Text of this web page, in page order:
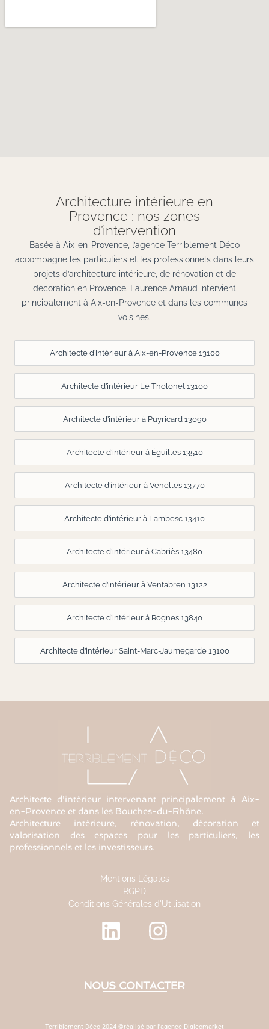
Architecture intérieure en
Provence : nos zones
d’intervention
Basée à Aix-en-Provence, l’agence Terriblement Déco
accompagne les particuliers et les professionnels dans leurs
projets d’architecture intérieure, de rénovation et de
décoration en Provence. Laurence Arnaud intervient
principalement à Aix-en-Provence et dans les communes
voisines.
Architecte d’intérieur à Aix-en-Provence 13100
Architecte d’intérieur Le Tholonet 13100
Architecte d’intérieur à Puyricard 13090
Architecte d’intérieur à Éguilles 13510
Architecte d’intérieur à Venelles 13770
Architecte d’intérieur à Lambesc 13410
Architecte d’intérieur à Cabriès 13480
Architecte d’intérieur à Ventabren 13122
Architecte d’intérieur à Rognes 13840
Architecte d’intérieur Saint-Marc-Jaumegarde 13100
Architecte d'intérieur intervenant principalement à Aix-
en-Provence et dans les Bouches-du-Rhône.
Architecture intérieure, rénovation, décoration et
valorisation des espaces pour les particuliers, les
professionnels et les investisseurs.
Mentions Légales
RGPD
Conditions Générales d'Utilisation
NOUS CONTACTER
Terriblement Déco 2024 ©réalisé par l'agence Digicomarket